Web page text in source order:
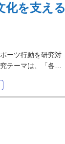
化を支える
ーツ行動を研究対
テーマは、「各…